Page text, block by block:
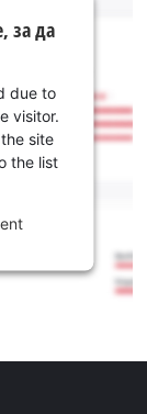
за да
due to
visitor.
site
the list